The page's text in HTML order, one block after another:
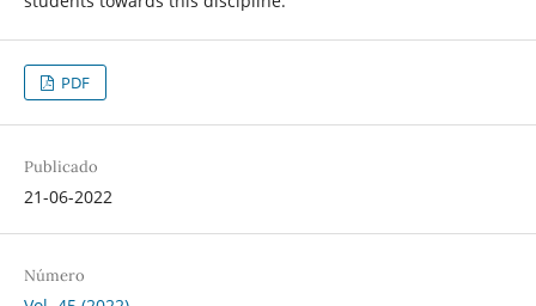
PDF
Publicado
21-06-2022
Número